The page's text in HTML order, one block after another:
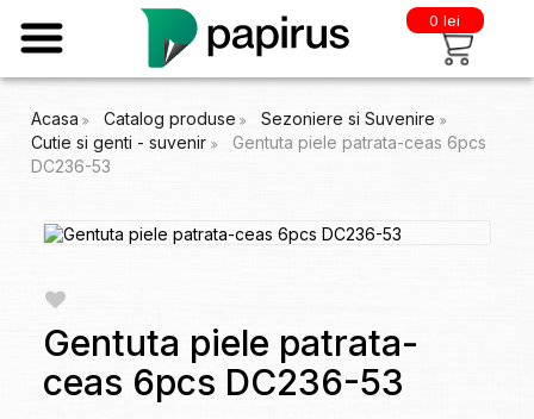
0 lei
Acasa Catalog produse
Sezoniere si Suvenire
Cutie si genti - suvenir
Gentuta piele patrata-ceas 6pcs
DC236-53
Gentuta piele patrata-
ceas 6pcs DC236-53